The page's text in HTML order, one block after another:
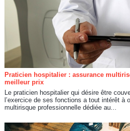
Praticien hospitalier : assurance
meilleur prix
Le praticien hospitalier qui désire être
l’exercice de ses fonctions a tout intérêt à
multirisque professionnelle dédiée au...